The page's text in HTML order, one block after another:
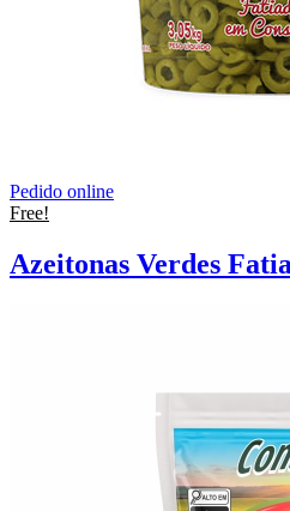
Pedido online
Free!
Azeitonas Verdes